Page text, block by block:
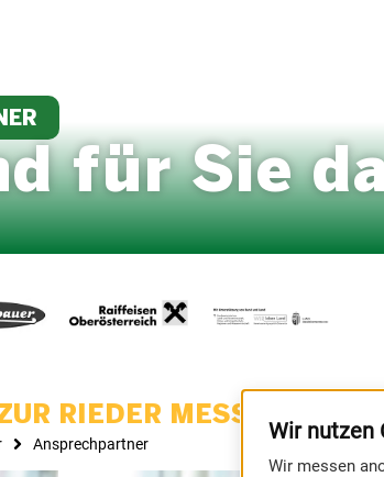
für Sie
RIEDER MESSE!
Ansprechpartner
Wir nutzen
Wir messen